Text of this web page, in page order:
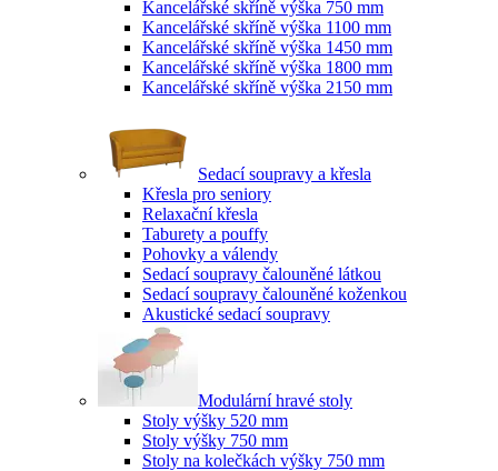
Kancelářské skříně výška 750 mm
Kancelářské skříně výška 1100 mm
Kancelářské skříně výška 1450 mm
Kancelářské skříně výška 1800 mm
Kancelářské skříně výška 2150 mm
Sedací soupravy a křesla
Křesla pro seniory
Relaxační křesla
Taburety a pouffy
Pohovky a válendy
Sedací soupravy čalouněné látkou
Sedací soupravy čalouněné koženkou
Akustické sedací soupravy
Modulární hravé stoly
Stoly výšky 520 mm
Stoly výšky 750 mm
Stoly na kolečkách výšky 750 mm